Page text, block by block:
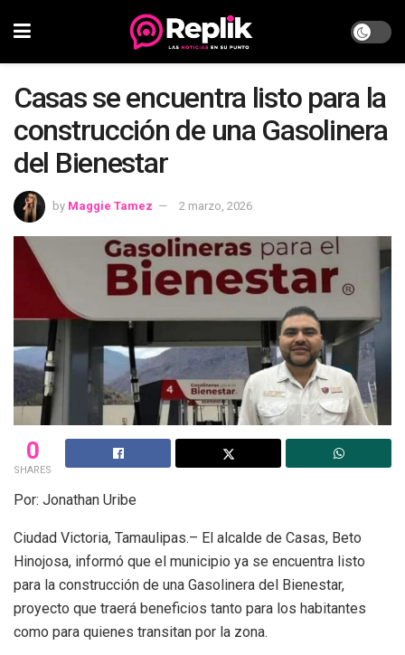
Casas se encuentra listo para la
construcción de una Gasolinera
del Bienestar
by Maggie Tamez 2 marzo, 2026
0
SHARES
Por: Jonathan Uribe
Ciudad Victoria, Tamaulipas.– El alcalde de Casas, Beto
Hinojosa, informó que el municipio ya se encuentra listo
para la construcción de una Gasolinera del Bienestar,
proyecto que traerá beneficios tanto para los habitantes
como para quienes transitan por la zona.